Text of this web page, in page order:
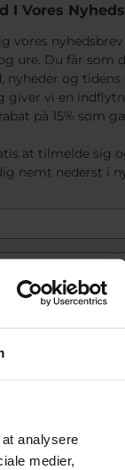
analysere
medier,
I Vores
vores
ure. Du får som
nyheder og tidens
giver vi en
på 15% som
at tilmelde sig
nemt nederst i
Tilmeld mig